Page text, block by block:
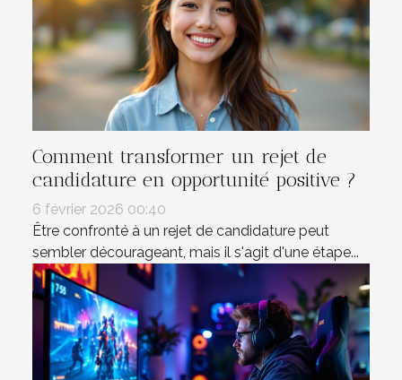
Comment transformer un rejet de
candidature en opportunité positive ?
6 février 2026 00:40
Être confronté à un rejet de candidature peut
sembler décourageant, mais il s'agit d'une étape...